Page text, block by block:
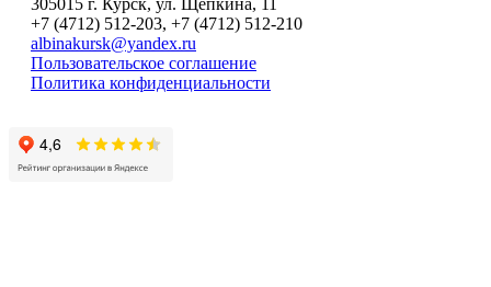
+7 (4712) 512-203, +7 (4712) 512-210
albinakursk@yandex.ru
Пользовательское соглашение
Политика конфиденциальности